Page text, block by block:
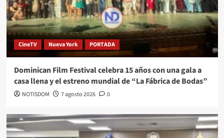
CineTV Nueva York PORTADA
Dominican Film Festival celebra 15 años con una gala a
casa llena y el estreno mundial de “La Fábrica de Bodas”
NOTISDOM 7 agosto 2026 0